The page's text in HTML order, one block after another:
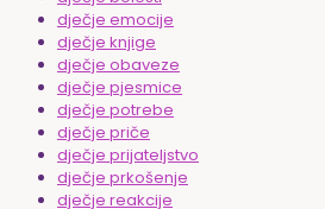
dječje emocije
dječje knjige
dječje obaveze
dječje pjesmice
dječje potrebe
dječje priče
dječje prijateljstvo
dječje prkošenje
dječje reakcije